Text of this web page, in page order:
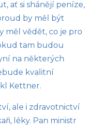
ať si shánějí peníze,
by měl být
měl vědět, co je pro
tam budou
na některých
kvalitní
Kettner.
ale i zdravotnictví
léky. Pan ministr